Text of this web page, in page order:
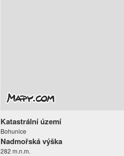
Katastrální území
Bohunice
Nadmořská výška
282 m.n.m.